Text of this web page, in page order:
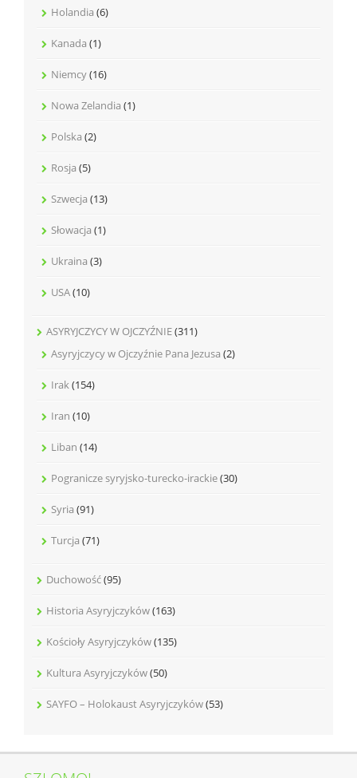
Holandia (6)
Kanada (1)
Niemcy(16)
Nowa Zelandia (1)
Polska (2)
Rosja (5)
Szwecja (13)
Słowacja (1)
Ukraina (3)
USA(10)
ASYRYJCZYCY W OJCZYŹNIE(311)
Asyryjczycy w Ojczyźnie Pana Jezusa (2)
Irak(154)
Iran (10)
Liban (14)
Pogranicze syryjsko-turecko-irackie(30)
Syria (91)
Turcja (71)
Duchowość(95)
Historia Asyryjczyków(163)
Kościoły Asyryjczyków(135)
Kultura Asyryjczyków(50)
SAYFO – Holokaust Asyryjczyków(53)